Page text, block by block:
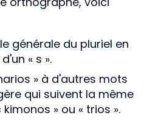
générale du pluriel en
« s ».
» à d'autres mots
qui suivent la même
» ou « trios ».